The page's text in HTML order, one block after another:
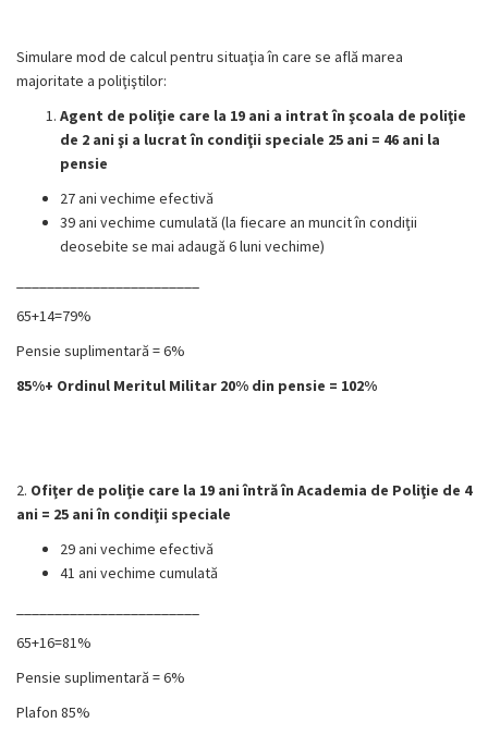
Simulare mod de calcul pentru situaţia în care se află marea
majoritate a poliţiştilor:
Agent de poliţie care la 19 ani a intrat în şcoala de poliţie
de 2 ani şi a lucrat în condiţii speciale 25 ani = 46 ani la
pensie
27 ani vechime efectivă
39 ani vechime cumulată (la fiecare an muncit în condiţii
deosebite se mai adaugă 6 luni vechime)
65+14=79%
Pensie suplimentară = 6%
85%+ Ordinul Meritul Militar 20% din pensie = 102%
2. Ofiţer de poliţie care la 19 ani întră în Academia de Poliţie de 4
ani = 25 ani în condiţii speciale
29 ani vechime efectivă
41 ani vechime cumulată
65+16=81%
Pensie suplimentară = 6%
Plafon 85%